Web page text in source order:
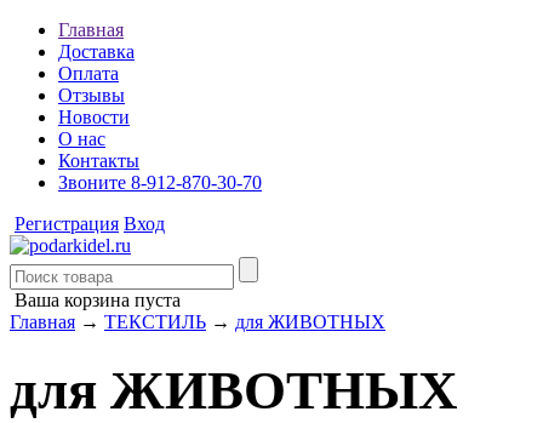
Главная
Доставка
Оплата
Отзывы
Новости
О нас
Контакты
Звоните 8-912-870-30-70
Регистрация Вход
Ваша корзина пуста
Главная → ТЕКСТИЛЬ → для ЖИВОТНЫХ
для ЖИВОТНЫХ